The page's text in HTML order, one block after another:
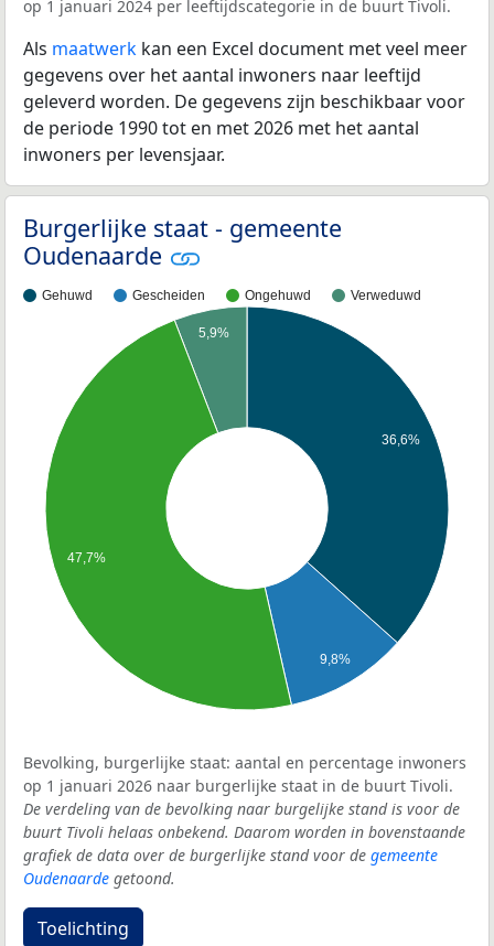
op 1 januari 2024 per leeftijdscategorie in de buurt Tivoli.
Als maatwerk kan een Excel document met veel meer
gegevens over het aantal inwoners naar leeftijd
geleverd worden. De gegevens zijn beschikbaar voor
de periode 1990 tot en met 2026 met het aantal
inwoners per levensjaar.
Burgerlijke staat - gemeente
Oudenaarde
Gehuwd Gescheiden Ongehuwd Verweduwd
36,6%
9,8%
5,9%
47,7%
Bevolking, burgerlijke staat: aantal en percentage inwoners
op 1 januari 2026 naar burgerlijke staat in de buurt Tivoli.
De verdeling van de bevolking naar burgelijke stand is voor de
buurt Tivoli helaas onbekend. Daarom worden in bovenstaande
grafiek de data over de burgerlijke stand voor de gemeente
Oudenaarde getoond.
Toelichting